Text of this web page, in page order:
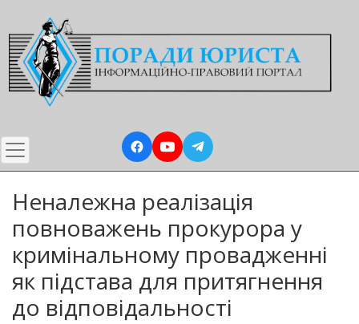
до
основного
вмісту
Неналежна реалізація
повноважень прокурора у
кримінальному провадженні
як підстава для притягнення
до відповідальності